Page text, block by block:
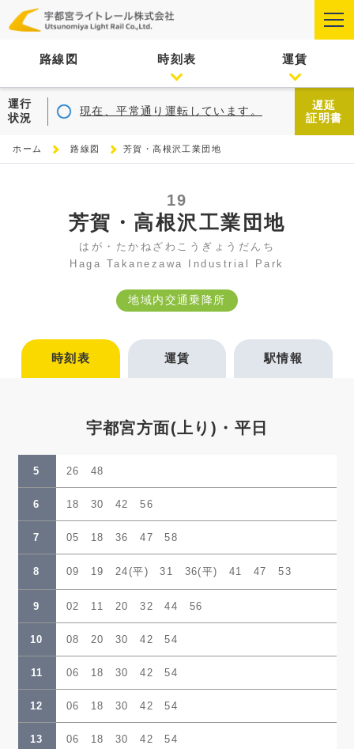
路線図 時刻表 運賃
運行
状況
現在、平常通り運転しています。
遅延
証明書
ホーム 路線図 芳賀・高根沢工業団地
19
芳賀・高根沢工業団地
はが・たかねざわこうぎょうだんち
Haga Takanezawa Industrial Park
地域内交通乗降所
時刻表 運賃 駅情報
宇都宮方面(上り)・平日
5 26 48
6 18 30 42 56
7 05 18 36 47 58
8 09 19 24(平) 31 36(平) 41 47 53
9 02 11 20 32 44 56
10 08 20 30 42 54
11 06 18 30 42 54
12 06 18 30 42 54
13 06 18 30 42 54